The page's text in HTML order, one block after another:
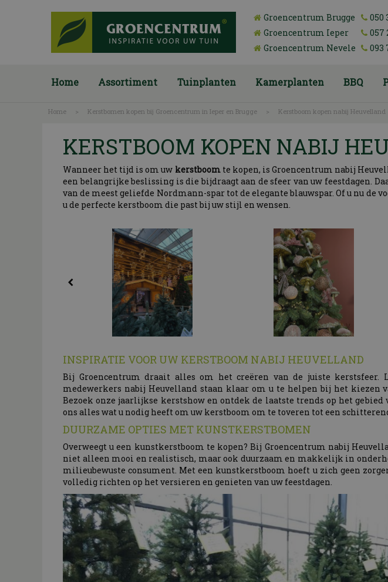
Home > Kerstbomen kopen bij Groencentrum in Ieper en Brugge > Kerstboom kopen nabij Heuvelland
Groencentrum Brugge
050
Groencentrum Ieper
057
Groencentrum Nevele
093
Home Assortiment Tuinplanten Kamerplanten BBQ
KERSTBOOM KOPEN NABIJ
Wanneer het tijd is om uw kerstboomte kopen, is Groencentrum nabij
een belangrijke beslissing is die bijdraagt aan de sfeer van uw feestdagen.
van de meest geliefde Nordmann-spar tot de elegante blauwspar. Of u nu
u de perfecte kerstboom die past bij uw stijl en wensen.
INSPIRATIE VOOR UW KERSTBOOM NABIJ HEUVELLAND
Bij Groencentrum draait alles om het creëren van de juiste kerstsfeer.
medewerkers nabij Heuvelland staan klaar om u te helpen bij het kiezen
Bezoek onze jaarlijkse kerstshow en ontdek de laatste trends op het
ons alles wat u nodig heeft om uw kerstboom om te toveren tot een
DUURZAME OPTIES MET KUNSTKERSTBOMEN
Overweegt u een kunstkerstboom te kopen? Bij Groencentrum nabij
niet alleen mooi en realistisch, maar ook duurzaam en makkelijk in
milieubewuste consument. Met een kunstkerstboom hoeft u zich geen
volledig richten op het versieren en genieten van uw feestdagen.